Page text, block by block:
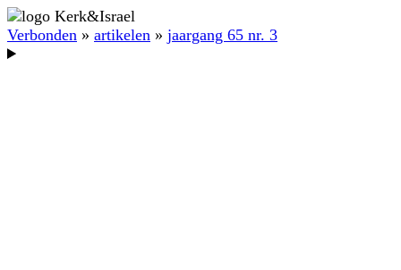
Verbonden » artikelen » jaargang 65 nr. 3